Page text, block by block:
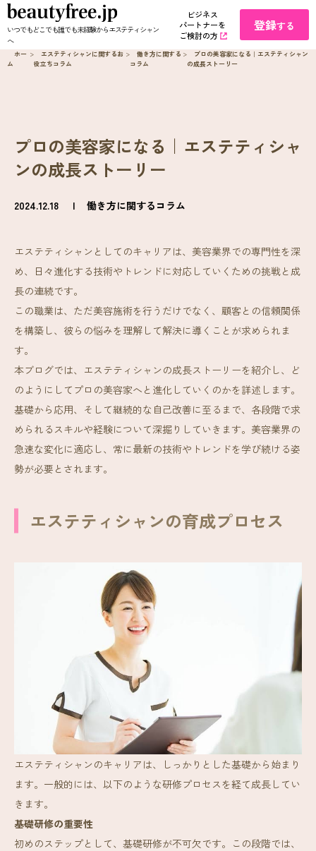
いつでもどこでも誰でも未経験からエステティシャン
へ
ビジネス
パートナーを
ご検討の方
登録する
ホー
ム
>
エステティシャンに関するお
役立ちコラム
>
働き方に関する
コラム
>
プロの美容家になる｜エステティシャン
の成長ストーリー
プロの美容家になる｜エステティシャ
ンの成長ストーリー
2024.12.18 働き方に関するコラム
エステティシャンとしてのキャリアは、美容業界での専門性を深
め、日々進化する技術やトレンドに対応していくための挑戦と成
長の連続です。
この職業は、ただ美容施術を行うだけでなく、顧客との信頼関係
を構築し、彼らの悩みを理解して解決に導くことが求められま
す。
本ブログでは、エステティシャンの成長ストーリーを紹介し、ど
のようにしてプロの美容家へと進化していくのかを詳述します。
基礎から応用、そして継続的な自己改善に至るまで、各段階で求
められるスキルや経験について深掘りしていきます。美容業界の
急速な変化に適応し、常に最新の技術やトレンドを学び続ける姿
勢が必要とされます。
エステティシャンの育成プロセス
エステティシャンのキャリアは、しっかりとした基礎から始まり
ます。一般的には、以下のような研修プロセスを経て成長してい
きます。
基礎研修の重要性
初めのステップとして、基礎研修が不可欠です。この段階では、